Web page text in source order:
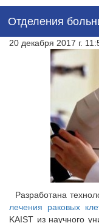
Отделения
20 декабря 2017 г.
Разработана
лечения раковых
KAIST из научного